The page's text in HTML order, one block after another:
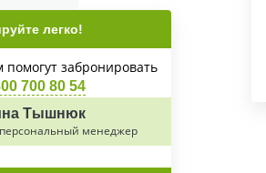
легко!
помогут забронировать
700 80 54
Тышнюк
менеджер